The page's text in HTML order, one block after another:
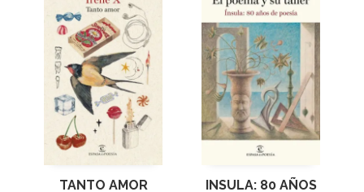
TANTO AMOR
INSULA: 80 AÑOS